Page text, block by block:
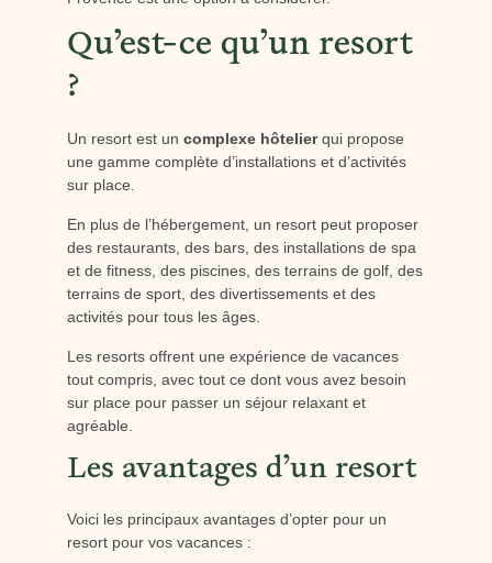
Qu’est-ce qu’un resort
?
Un resort est un complexe hôtelierqui propose
une gamme complète d’installations et d’activités
sur place.
En plus de l’hébergement, un resort peut proposer
des restaurants, des bars, des installations de spa
et de fitness, des piscines, des terrains de golf, des
terrains de sport, des divertissements et des
activités pour tous les âges.
Les resorts offrent une expérience de vacances
tout compris, avec tout ce dont vous avez besoin
sur place pour passer un séjour relaxant et
agréable.
Les avantages d’un resort
Voici les principaux avantages d’opter pour un
resort pour vos vacances :